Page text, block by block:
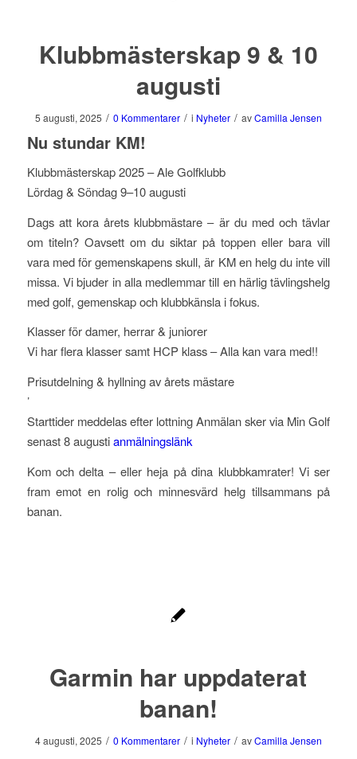
Klubbmästerskap 9 & 10
augusti
5 augusti, 2025 / 0 Kommentarer / i Nyheter / avCamilla Jensen
Nu stundar KM!
Klubbmästerskap 2025 – Ale Golfklubb
Lördag & Söndag 9–10 augusti
Dags att kora årets klubbmästare – är du med och tävlar
om titeln? Oavsett om du siktar på toppen eller bara vill
vara med för gemenskapens skull, är KM en helg du inte vill
missa. Vi bjuder in alla medlemmar till en härlig tävlingshelg
med golf, gemenskap och klubbkänsla i fokus.
Klasser för damer, herrar & juniorer
Vi har flera klasser samt HCP klass – Alla kan vara med!!
Prisutdelning & hyllning av årets mästare
’
Starttider meddelas efter lottning Anmälan sker via Min Golf
senast 8 augustianmälningslänk
Kom och delta – eller heja på dina klubbkamrater! Vi ser
fram emot en rolig och minnesvärd helg tillsammans på
banan.
Garmin har uppdaterat
banan!
4 augusti, 2025 / 0 Kommentarer / i Nyheter / avCamilla Jensen